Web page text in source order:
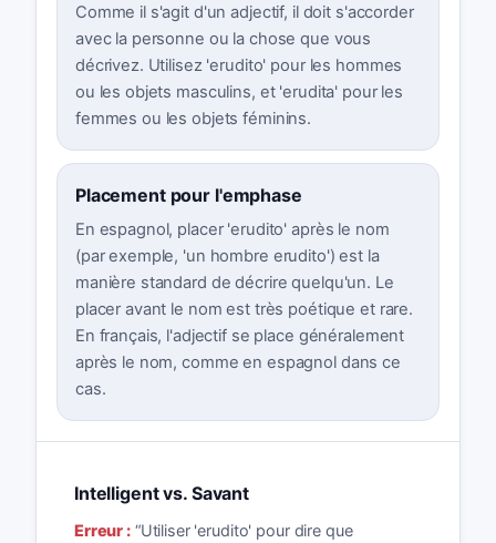
Comme il s'agit d'un adjectif, il doit s'accorder
avec la personne ou la chose que vous
décrivez. Utilisez 'erudito' pour les hommes
ou les objets masculins, et 'erudita' pour les
femmes ou les objets féminins.
Placement pour l'emphase
En espagnol, placer 'erudito' après le nom
(par exemple, 'un hombre erudito') est la
manière standard de décrire quelqu'un. Le
placer avant le nom est très poétique et rare.
En français, l'adjectif se place généralement
après le nom, comme en espagnol dans ce
cas.
Intelligent vs. Savant
Erreur :“Utiliser 'erudito' pour dire que